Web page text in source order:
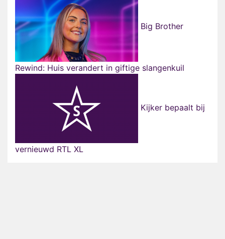
Big Brother
Rewind: Huis verandert in giftige slangenkuil
Kijker bepaalt bij
vernieuwd RTL XL